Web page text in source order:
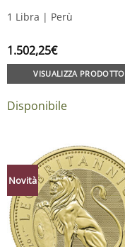
1 Libra | Perù
1.502,25€
VISUALIZZA PRODOTTO
Disponibile
Novità